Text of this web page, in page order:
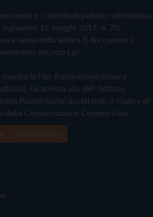
i contributi pubblici all'editoria
15 maggio 2017, n. 70.
ai sensi della lettera f) del comma 2
decreto Lgs.
la Fisc (Federazione Italiana
ha aderito allo IAP (Istituto
Pubblicitaria) accettando il Codice di
della Comunicazione Commerciale